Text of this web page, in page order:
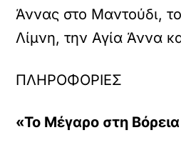
Άννας στο Μαντούδι,
Λίμνη, την Αγία Άννα
ΠΛΗΡΟΦΟΡΙΕΣ
«Το Μέγαρο στη